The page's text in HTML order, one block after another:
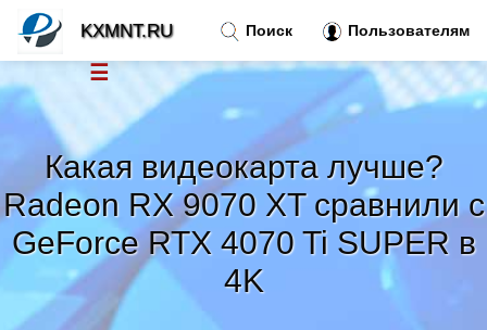
Какая видеокарта лучше?
Radeon RX 9070 XT сравнили с
GeForce RTX 4070 Ti SUPER в
4K
Поиск Пользователям
KXMNT.RU
☰
Тренды новостей »
Рубрики»
Правила »